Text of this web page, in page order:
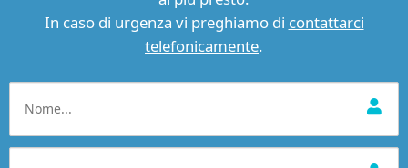
In caso di urgenza vi preghiamo di contattarci
telefonicamente.